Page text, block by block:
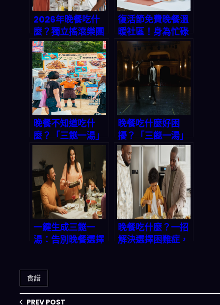
2026年晚餐吃什
麼？獨立搖滾樂團
與你的共同煩惱：
一鍵解決三餸一湯
的選擇焦慮
復活節免費晚餐溫
暖社區！身為忙碌
上班族的你，該如
何輕鬆搞定每天的
「今晚吃什麼」？
晚餐不知道吃什
麼？「三餸一湯」
一鍵生成，讓你輕
鬆搞定今晚菜單｜
2026 轉化率優化
專題
晚餐吃什麼好困
擾？「三餸一湯」
一鍵生成，選擇困
難症有救了！
一鍵生成三餸一
湯：告別晚餐選擇
晚餐吃什麼？一招
解決選擇困難症，
食譜
PREV POST